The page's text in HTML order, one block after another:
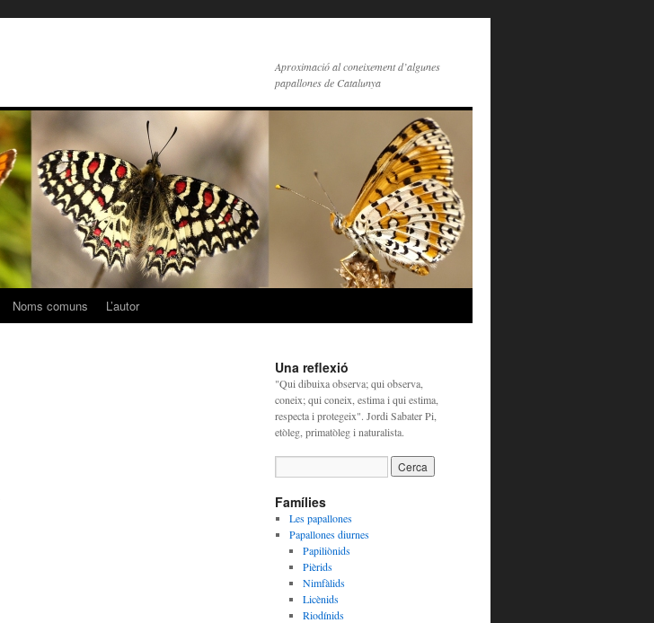
Aproximació al coneixement d’algunes
papallones de Catalunya
Noms comuns L’autor
Una reflexió
"Qui dibuixa observa; qui observa,
coneix; qui coneix, estima i qui estima,
respecta i protegeix". Jordi Sabater Pi,
etòleg, primatòleg i naturalista.
Famílies
Les papallones
Papallones diurnes
Papiliònids
Pièrids
Nimfàlids
Licènids
Riodínids